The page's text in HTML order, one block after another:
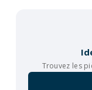
Trouvez les